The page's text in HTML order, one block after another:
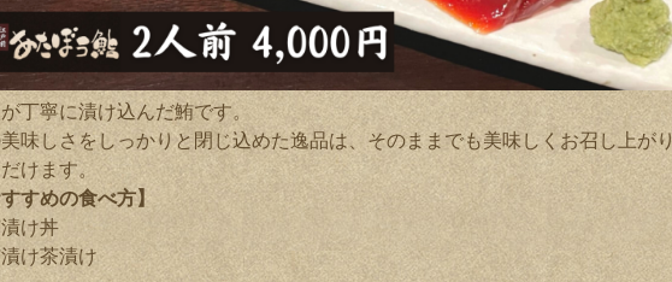
丁寧に漬け込んだ鮪です。
味しさをしっかりと閉じ込めた逸品は、そのままでも美味しくお召し上がり
けます。
すすめの食べ方】
漬け丼
け茶漬け